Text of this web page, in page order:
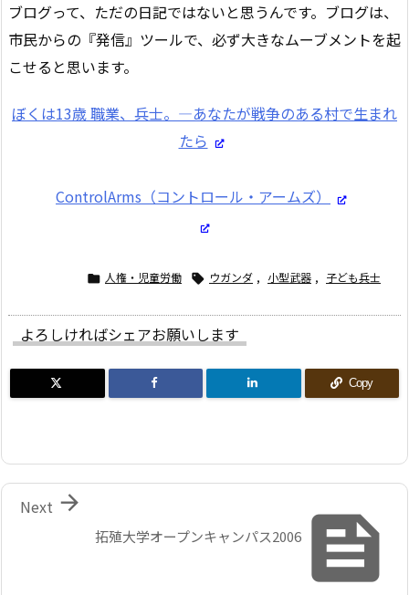
ブログって、ただの日記ではないと思うんです。ブログは、
市民からの『発信』ツールで、必ず大きなムーブメントを起
こせると思います。
ぼくは13歳 職業、兵士。―あなたが戦争のある村で生まれ
たら
ControlArms（コントロール・アームズ）
 人権・児童労働  ウガンダ , 小型武器 , 子ども兵士
よろしければシェアお願いします
Copy

拓殖大学オープンキャンパス2006

Next